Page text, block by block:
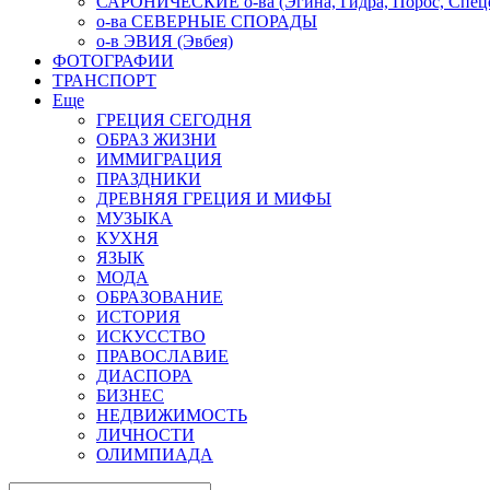
о-ва СЕВЕРНЫЕ СПОРАДЫ
о-в ЭВИЯ (Эвбея)
ФОТОГРАФИИ
ТРАНСПОРТ
Еще
ГРЕЦИЯ СЕГОДНЯ
ОБРАЗ ЖИЗНИ
ИММИГРАЦИЯ
ПРАЗДНИКИ
ДРЕВНЯЯ ГРЕЦИЯ И МИФЫ
МУЗЫКА
КУХНЯ
ЯЗЫК
МОДА
ОБРАЗОВАНИЕ
ИСТОРИЯ
ИСКУССТВО
ПРАВОСЛАВИЕ
ДИАСПОРА
БИЗНЕС
НЕДВИЖИМОСТЬ
ЛИЧНОСТИ
ОЛИМПИАДА